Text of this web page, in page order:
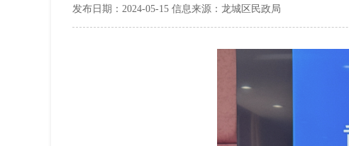
发布日期：2024-05-15 信息来源：龙城区民政局